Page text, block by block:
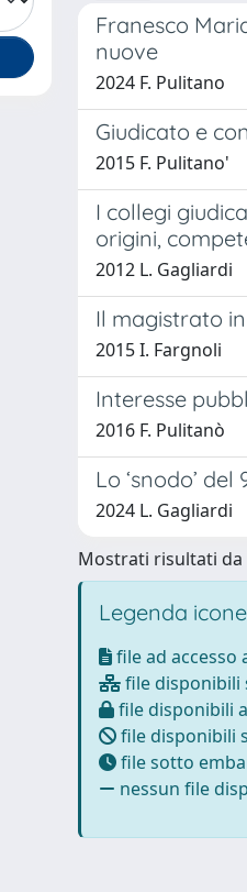
Franesco
nuove
2024 F. Pulitano
Giudicato e
2015 F. Pulitano'
I collegi
origini,
2012 L. Gagliardi
Il magistrato
2015 I. Fargnoli
Interesse
2016 F. Pulitanò
Lo ‘snodo’
2024 L. Gagliardi
Mostrati risultati da
Legenda icone
file ad accesso
file disponibili
file disponibili
file disponibili
file sotto
nessun file